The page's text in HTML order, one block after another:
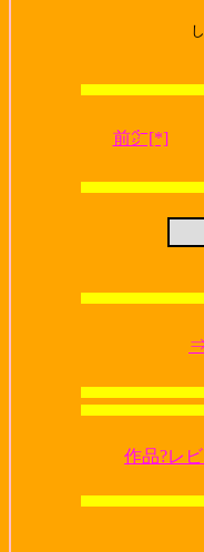
前㌻[*]
作品?レ